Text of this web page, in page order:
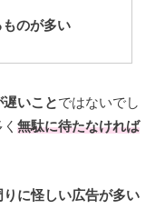
のが多い
いことではないでし
無駄に待たなければ
りに怪しい広告が多い